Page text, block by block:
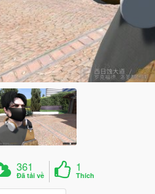
361
Đã tải về
1
Thích